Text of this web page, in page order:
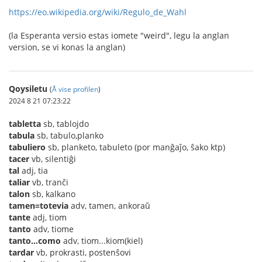
https://eo.wikipedia.org/wiki/Regulo_de_Wahl
(la Esperanta versio estas iomete "weird", legu la anglan
version, se vi konas la anglan)
Qoysiletu (Å vise profilen)
2024 8 21 07:23:22
tabletta sb, tablojdo
tabula sb, tabulo,planko
tabuliero sb, planketo, tabuleto (por manĝaĵo, ŝako ktp)
tacer vb, silentiĝi
tal adj, tia
taliar vb, tranĉi
talon sb, kalkano
tamen=totevia adv, tamen, ankoraŭ
tante adj, tiom
tanto adv, tiome
tanto...como adv, tiom...kiom(kiel)
tardar vb, prokrasti, postenŝovi